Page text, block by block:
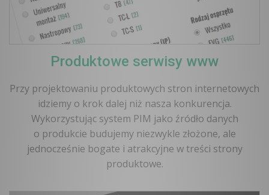
Produktowe serwisy www
Przy projektowaniu produktowych stron internetowych
idziemy o krok dalej niż nasza konkurencja.
Wykorzystując system PIM jako źródło danych
o produkcie budujemy niezwykle złożone, ale
jednocześnie bogate i atrakcyjne w treści strony
produktowe.